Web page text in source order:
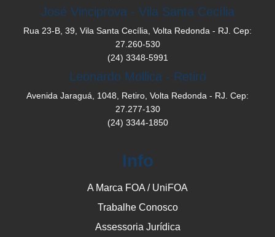
José Vinciprova - Vila Santa Cecília
Rua 23-B, 39, Vila Santa Cecília, Volta Redonda - RJ. Cep:
27.260-530
(24) 3348-5991
Leonardo Mollica - Retiro
Avenida Jaraguá, 1048, Retiro, Volta Redonda - RJ. Cep:
27.277-130
(24) 3344-1850
Info
A Marca FOA / UniFOA
Trabalhe Conosco
Assessoria Jurídica